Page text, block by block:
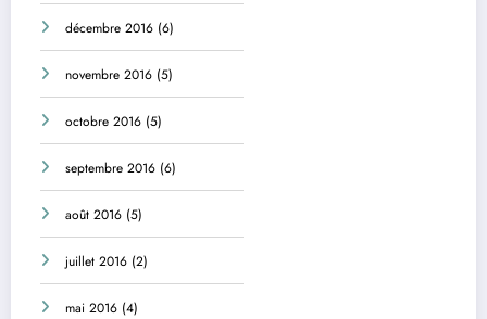
décembre 2016 (6)
novembre 2016 (5)
octobre 2016 (5)
septembre 2016 (6)
août 2016 (5)
juillet 2016 (2)
mai 2016 (4)